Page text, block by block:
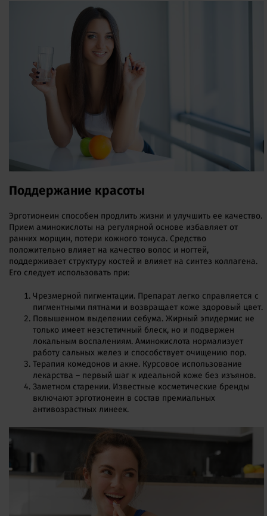
Поддержание красоты
Эрготионеин способен продлить жизни и улучшить ее качество.
Прием аминокислоты на регулярной основе избавляет от
ранних морщин, потери кожного тонуса. Средство
положительно влияет на качество волос и ногтей,
поддерживает структуру костей и влияет на синтез коллагена.
Его следует использовать при:
Чрезмерной пигментации. Препарат легко справляется с
пигментными пятнами и возвращает коже здоровый цвет.
Повышенном выделении себума. Жирный эпидермис не
только имеет неэстетичный блеск, но и подвержен
локальным воспалениям. Аминокислота нормализует
работу сальных желез и способствует очищению пор.
Терапия комедонов и акне. Курсовое использование
лекарства – первый шаг к идеальной коже без изъянов.
Заметном старении. Известные косметические бренды
включают эрготионеин в состав премиальных
антивозрастных линеек.